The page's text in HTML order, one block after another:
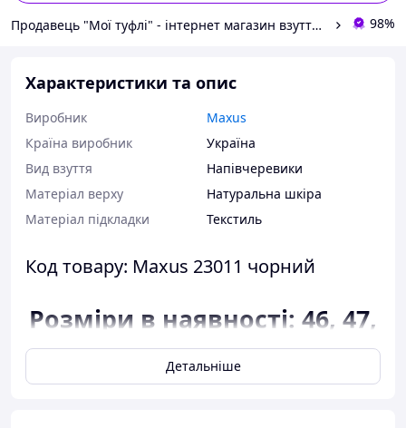
Продавець "Мої туфлі" - інтернет магазин взуття на всі випадки життя. 98%
Характеристики та опис
Виробник
Maxus
Країна виробник
Україна
Вид взуття
Напівчеревики
Матеріал верху
Натуральна шкіра
Матеріал підкладки
Текстиль
Код товару: Maxus 23011 чорний
Розміри в наявності: 46, 47,
48.
Відповідність розміру до
Детальніше